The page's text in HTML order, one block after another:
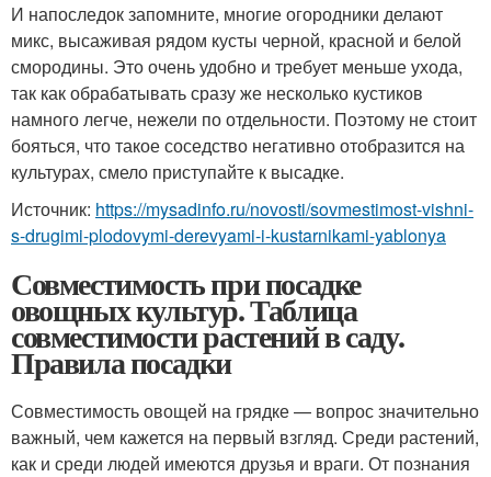
И напоследок запомните, многие огородники делают
микс, высаживая рядом кусты черной, красной и белой
смородины. Это очень удобно и требует меньше ухода,
так как обрабатывать сразу же несколько кустиков
намного легче, нежели по отдельности. Поэтому не стоит
бояться, что такое соседство негативно отобразится на
культурах, смело приступайте к высадке.
Источник: https://mysadinfo.ru/novosti/sovmestimost-vishni-
s-drugimi-plodovymi-derevyami-i-kustarnikami-yablonya
Совместимость при посадке
овощных культур. Таблица
совместимости растений в саду.
Правила посадки
Совместимость овощей на грядке — вопрос значительно
важный, чем кажется на первый взгляд. Среди растений,
как и среди людей имеются друзья и враги. От познания